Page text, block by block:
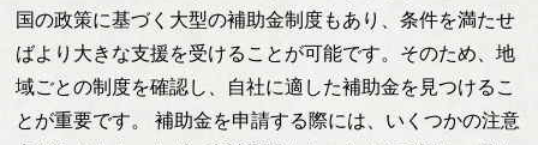
国の政策に基づく大型の補助金制度もあり、条件を満たせ
ばより大きな支援を受けることが可能です。そのため、地
域ごとの制度を確認し、自社に適した補助金を見つけるこ
とが重要です。 補助金を申請する際には、いくつかの注意